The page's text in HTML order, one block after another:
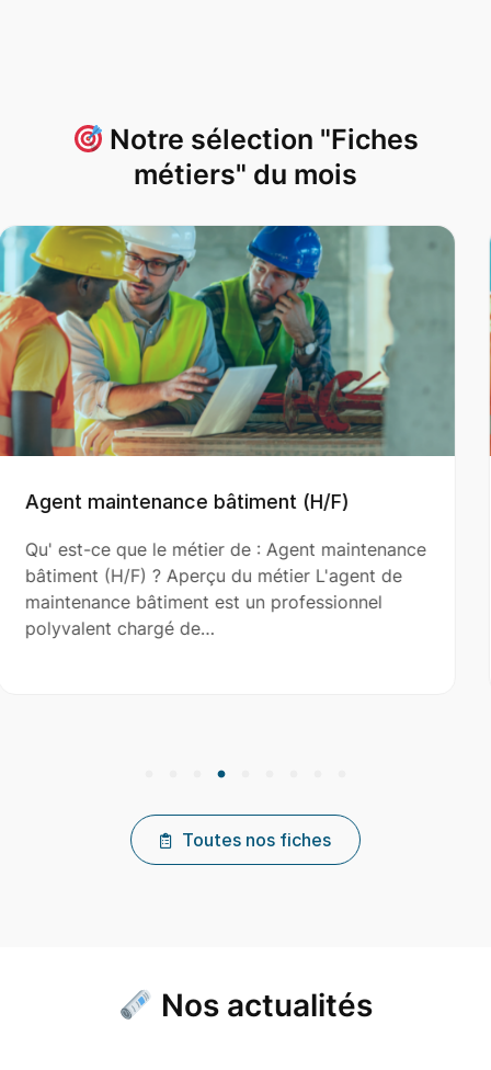
Notre sélection "Fiches
métiers" du mois
F)
de
Aide Couvreur (H/F)
Qu' est-ce que le métier de : Aide
(H/F) ? Aperçu du métier L'aide
le couvreur principal dans
réparation et…
Toutes nos fiches
Nos actualités